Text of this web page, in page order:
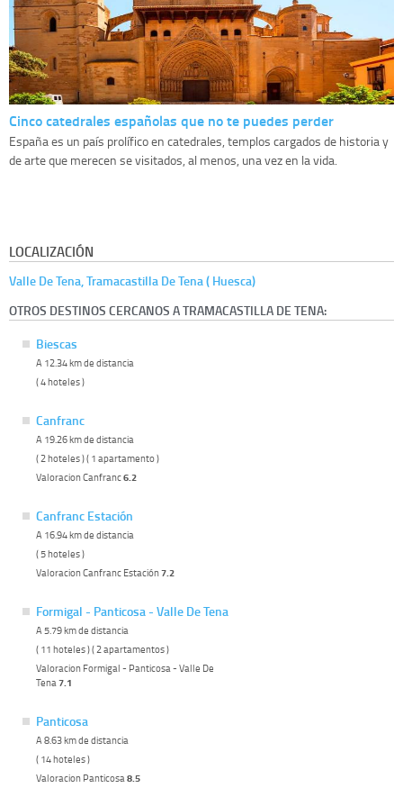
Cinco catedrales españolas que no te puedes perder
España es un país prolífico en catedrales, templos cargados de historia y
de arte que merecen se visitados, al menos, una vez en la vida.
LOCALIZACIÓN
Valle De Tena, Tramacastilla De Tena ( Huesca)
OTROS DESTINOS CERCANOS A TRAMACASTILLA DE TENA:
Biescas
A 12.34 km de distancia
( 4 hoteles )
Canfranc
A 19.26 km de distancia
( 2 hoteles ) ( 1 apartamento )
Valoracion Canfranc6.2
Canfranc Estación
A 16.94 km de distancia
( 5 hoteles )
Valoracion Canfranc Estación7.2
Formigal - Panticosa - Valle De Tena
A 5.79 km de distancia
( 11 hoteles ) ( 2 apartamentos )
Valoracion Formigal - Panticosa - Valle De
Tena 7.1
Panticosa
A 8.63 km de distancia
( 14 hoteles )
Valoracion Panticosa 8.5